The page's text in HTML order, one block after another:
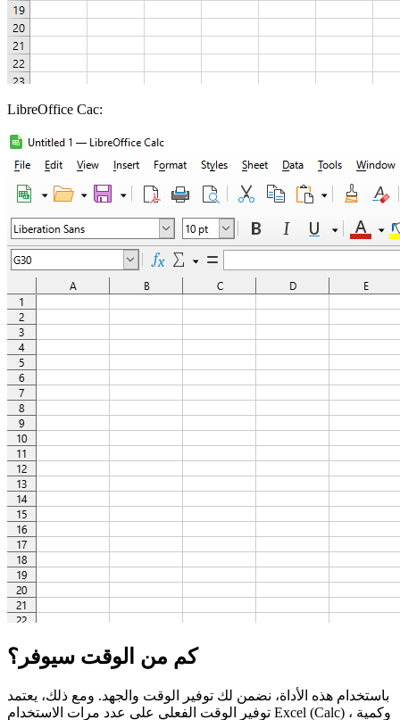
LibreOffice Cac:
كم من الوقت سيوفر؟
باستخدام هذه الأداة، نضمن لك توفير الوقت والجهد. ومع ذلك، يعتمد
توفير الوقت الفعلي على عدد مرات الاستخدام Excel (Calc) ، وكمية